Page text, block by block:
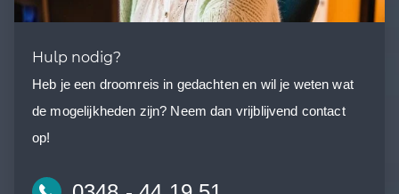
Hulp nodig?
Heb je een droomreis in gedachten en wil je weten wat
de mogelijkheden zijn? Neem dan vrijblijvend contact
op!